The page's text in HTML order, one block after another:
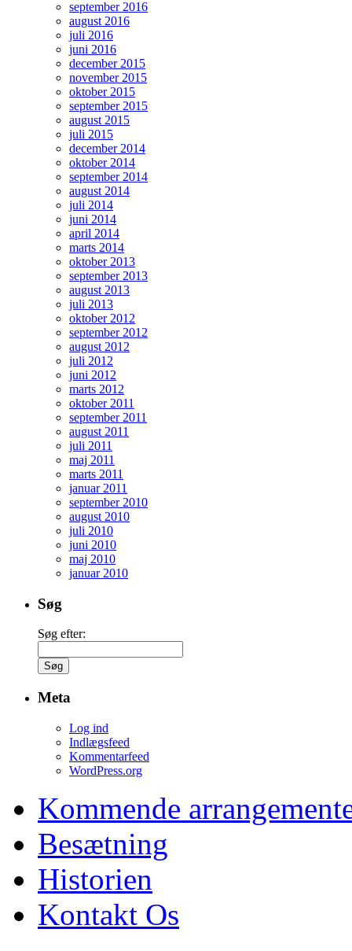
september 2016
august 2016
juli 2016
juni 2016
december 2015
november 2015
oktober 2015
september 2015
august 2015
juli 2015
december 2014
oktober 2014
september 2014
august 2014
juli 2014
juni 2014
april 2014
marts 2014
oktober 2013
september 2013
august 2013
juli 2013
oktober 2012
september 2012
august 2012
juli 2012
juni 2012
marts 2012
oktober 2011
september 2011
august 2011
juli 2011
maj 2011
marts 2011
januar 2011
september 2010
august 2010
juli 2010
juni 2010
maj 2010
januar 2010
Søg
Søg efter:
Meta
Log ind
Indlægsfeed
Kommentarfeed
WordPress.org
Kommende
Besætning
Historien
Kontakt Os